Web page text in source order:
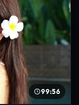
99:56